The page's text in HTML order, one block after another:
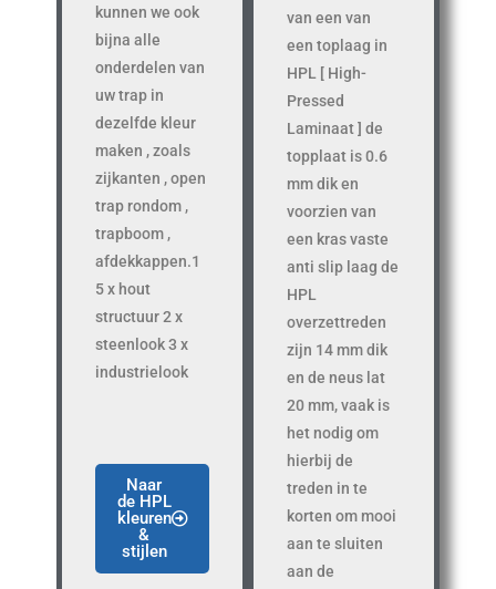
kunnen we ook
bijna alle
onderdelen van
uw trap in
dezelfde kleur
maken , zoals
zijkanten , open
trap rondom ,
trapboom ,
afdekkappen.1
5 x hout
structuur 2 x
steenlook 3 x
industrielook
Naar
de HPL
kleuren
&
stijlen
van een van
een toplaag in
HPL [ High-
Pressed
Laminaat ] de
topplaat is 0.6
mm dik en
voorzien van
een kras vaste
anti slip laag de
HPL
overzettreden
zijn 14 mm dik
en de neus lat
20 mm, vaak is
het nodig om
hierbij de
treden in te
korten om mooi
aan te sluiten
aan de